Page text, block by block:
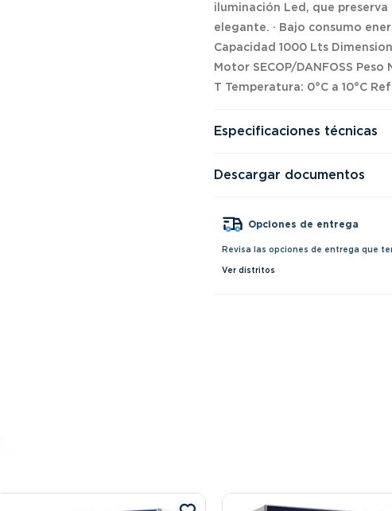
iluminación Led, que
elegante. · Bajo consumo
Capacidad 1000 Lts
Motor SECOP/DANFOSS
T Temperatura: 0°C a 10°C
Especificaciones técnicas
Descargar documentos
Opciones de entrega
Revisa las opciones de entrega que
Ver distritos